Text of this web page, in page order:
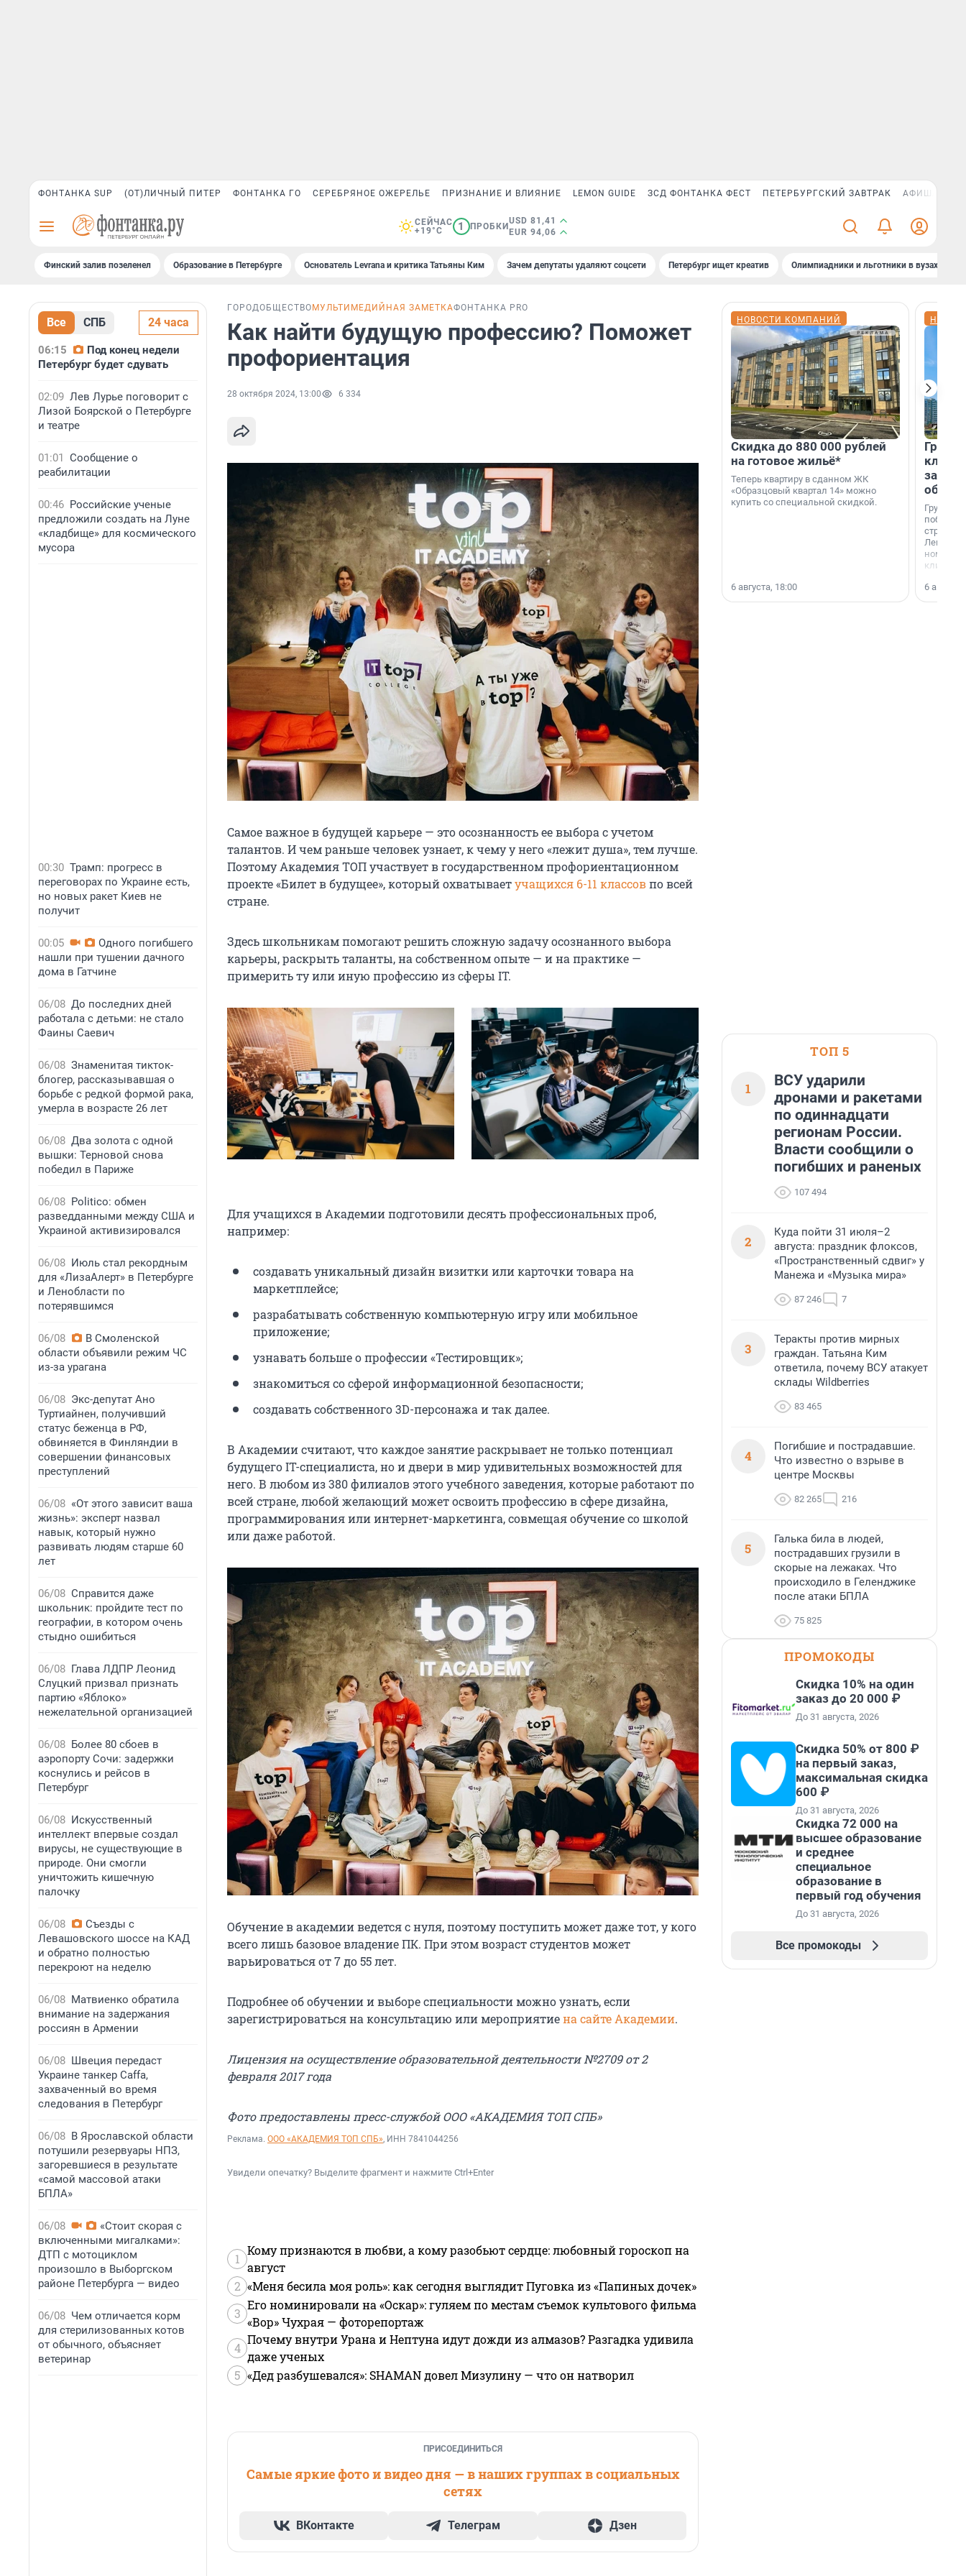
ФОНТАНКА SUP (ОТ)ЛИЧНЫЙ ПИТЕР ФОНТАНКА ГО СЕРЕБРЯНОЕ ОЖЕРЕЛЬЕ ПРИЗНАНИЕ И ВЛИЯНИЕ LEMON GUIDE ЗСД ФОНТАНКА ФЕСТ ПЕТЕРБУРГСКИЙ ЗАВТРАК АФИША PLUS
СЕЙЧАС
+19°C
1 ПРОБКИ
USD 81,41
EUR 94,06
Финский залив позеленел Образование в Петербурге Основатель Levrana и критика Татьяны Ким Зачем депутаты удаляют соцсети Петербург ищет креатив Олимпиадники и льготники в вузах СПб
Все СПБ 24 часа
06:15
Под конец недели
Петербург будет сдувать
02:09 Лев Лурье поговорит с
Лизой Боярской о Петербурге
и театре
01:01 Сообщение о
реабилитации
00:46 Российские ученые
предложили создать на Луне
«кладбище» для космического
мусора
00:30 Трамп: прогресс в
переговорах по Украине есть,
но новых ракет Киев не
получит
00:05
Одного погибшего
нашли при тушении дачного
дома в Гатчине
06/08 До последних дней
работала с детьми: не стало
Фаины Саевич
06/08 Знаменитая тикток-
блогер, рассказывавшая о
борьбе с редкой формой рака,
умерла в возрасте 26 лет
06/08 Два золота с одной
вышки: Терновой снова
победил в Париже
06/08 Politico: обмен
разведданными между США и
Украиной активизировался
06/08 Июль стал рекордным
для «ЛизаАлерт» в Петербурге
и Ленобласти по
потерявшимся
06/08
В Смоленской
области объявили режим ЧС
из-за урагана
06/08 Экс-депутат Ано
Туртиайнен, получивший
статус беженца в РФ,
обвиняется в Финляндии в
совершении финансовых
преступлений
06/08 «От этого зависит ваша
жизнь»: эксперт назвал
навык, который нужно
развивать людям старше 60
лет
06/08 Справится даже
школьник: пройдите тест по
географии, в котором очень
стыдно ошибиться
06/08 Глава ЛДПР Леонид
Слуцкий призвал признать
партию «Яблоко»
нежелательной организацией
06/08 Более 80 сбоев в
аэропорту Сочи: задержки
коснулись и рейсов в
Петербург
06/08 Искусственный
интеллект впервые создал
вирусы, не существующие в
природе. Они смогли
уничтожить кишечную
палочку
06/08
Съезды с
Левашовского шоссе на КАД
и обратно полностью
перекроют на неделю
06/08 Матвиенко обратила
внимание на задержания
россиян в Армении
06/08 Швеция передаст
Украине танкер Caffa,
захваченный во время
следования в Петербург
06/08 В Ярославской области
потушили резервуары НПЗ,
загоревшиеся в результате
«самой массовой атаки
БПЛА»
06/08
«Стоит скорая с
включенными мигалками»:
ДТП с мотоциклом
произошло в Выборгском
районе Петербурга — видео
06/08 Чем отличается корм
для стерилизованных котов
от обычного, объясняет
ветеринар
ГОРОДОБЩЕСТВО МУЛЬТИМЕДИЙНАЯ ЗАМЕТКАФОНТАНКА PRO
Как найти будущую профессию? Поможет
профориентация
28 октября 2024, 13:00 6 334
Самое важное в будущей карьере — это осознанность ее выбора с учетом
талантов. И чем раньше человек узнает, к чему у него «лежит душа», тем лучше.
Поэтому Академия ТОП участвует в государственном профориентационном
проекте «Билет в будущее», который охватываетучащихся 6-11 классовпо всей
стране.
Здесь школьникам помогают решить сложную задачу осознанного выбора
карьеры, раскрыть таланты, на собственном опыте — и на практике —
примерить ту или иную профессию из сферы IT.
Для учащихся в Академии подготовили десять профессиональных проб,
например:
создавать уникальный дизайн визитки или карточки товара на
маркетплейсе;
разрабатывать собственную компьютерную игру или мобильное
приложение;
узнавать больше о профессии «Тестировщик»;
знакомиться со сферой информационной безопасности;
создавать собственного 3D-персонажа и так далее.
В Академии считают, что каждое занятие раскрывает не только потенциал
будущего IT-специалиста, но и двери в мир удивительных возможностей для
него. В любом из 380 филиалов этого учебного заведения, которые работают по
всей стране, любой желающий может освоить профессию в сфере дизайна,
программирования или интернет-маркетинга, совмещая обучение со школой
или даже работой.
Обучение в академии ведется с нуля, поэтому поступить может даже тот, у кого
всего лишь базовое владение ПК. При этом возраст студентов может
варьироваться от 7 до 55 лет.
Подробнее об обучении и выборе специальности можно узнать, если
зарегистрироваться на консультацию или мероприятиена сайте Академии.
Лицензия на осуществление образовательной деятельности №2709 от 2
февраля 2017 года
Фото предоставлены пресс-службой ООО «АКАДЕМИЯ ТОП СПБ»
Реклама. ООО «АКАДЕМИЯ ТОП СПБ», ИНН 7841044256
Увидели опечатку? Выделите фрагмент и нажмите Ctrl+Enter
1
Кому признаются в любви, а кому разобьют сердце: любовный гороскоп на
август
2 «Меня бесила моя роль»: как сегодня выглядит Пуговка из «Папиных дочек»
3
Его номинировали на «Оскар»: гуляем по местам съемок культового фильма
«Вор» Чухрая — фоторепортаж
4
Почему внутри Урана и Нептуна идут дожди из алмазов? Разгадка удивила
даже ученых
5 «Дед разбушевался»: SHAMAN довел Мизулину — что он натворил
ПРИСОЕДИНИТЬСЯ
Самые яркие фото и видео дня — в наших группах в социальных
сетях
ВКонтакте Телеграм Дзен
НОВОСТИ КОМПАНИЙ
Скидка до 880 000 рублей
на готовое жильё*
Теперь квартиру в сданном ЖК
«Образцовый квартал 14» можно
купить со специальной скидкой.
6 августа, 18:00
Группа
области».
6
ТОП 5
1
ВСУ ударили
дронами и ракетами
по одиннадцати
регионам России.
Власти сообщили о
погибших и раненых
107 494
2
Куда пойти 31 июля–2
августа: праздник флоксов,
«Пространственный сдвиг» у
Манежа и «Музыка мира»
87 246 7
3
Теракты против мирных
граждан. Татьяна Ким
ответила, почему ВСУ атакует
склады Wildberries
83 465
4
Погибшие и пострадавшие.
Что известно о взрыве в
центре Москвы
82 265 216
5
Галька била в людей,
пострадавших грузили в
скорые на лежаках. Что
происходило в Геленджике
после атаки БПЛА
75 825
ПРОМОКОДЫ
Скидка 10% на один
заказ до 20 000 ₽
До 31 августа, 2026
Скидка 50% от 800 ₽
на первый заказ,
максимальная скидка
600 ₽
До 31 августа, 2026
Скидка 72 000 на
высшее образование
и среднее
специальное
образование в
первый год обучения
До 31 августа, 2026
Все промокоды